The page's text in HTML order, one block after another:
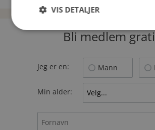
Bli medlem
Jeg er en: Mann
Min alder:
VIS DETALJER